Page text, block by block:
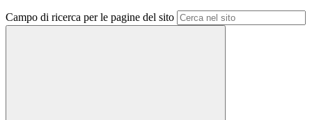
Campo di ricerca per le pagine del sito